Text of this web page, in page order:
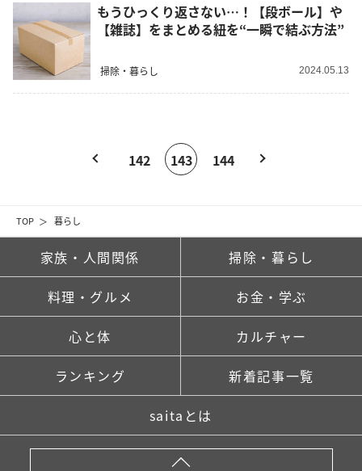
TOP 暮らし
もうひっくり返さない…！【段ボール】や
【雑誌】をまとめる紐を“一瞬で結ぶ方法”
掃除・暮らし 2024.05.13
142 143 144
家族・人間関係 掃除・暮らし
料理・グルメ お金・学ぶ
心と体 カルチャー
ランキング 新着記事一覧
saitaとは